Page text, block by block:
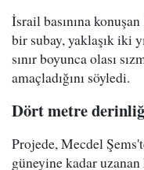
İsrail basınına
bir subay, yaklaşık iki
sınır boyunca olası
amaçladığını söyledi.
Dört metre
Projede, Mecdel
güneyine kadar